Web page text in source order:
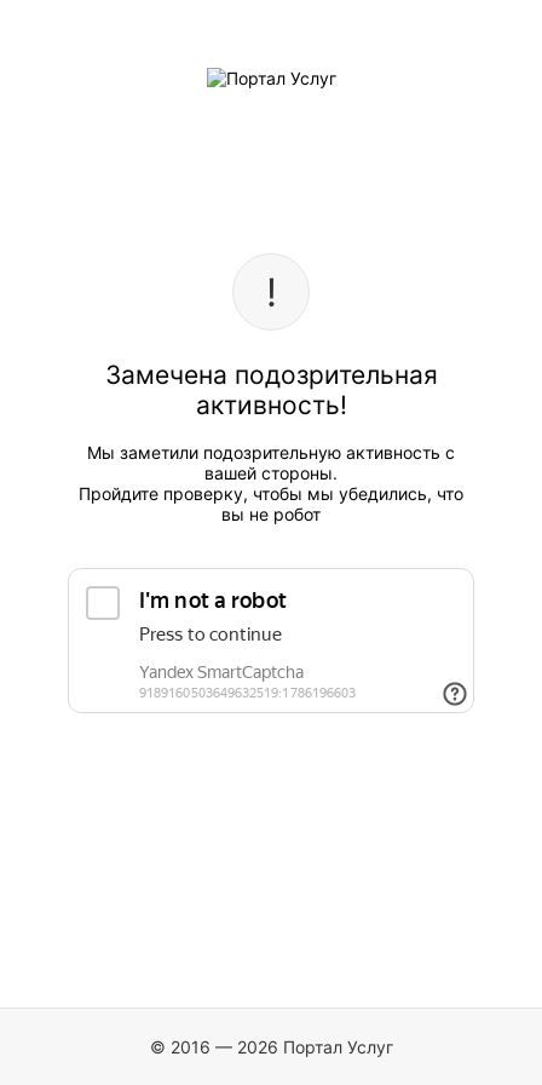
Замечена подозрительная
активность!
Мы заметили подозрительную активность с
вашей стороны.
Пройдите проверку, чтобы мы убедились, что
вы не робот
© 2016 — 2026 Портал Услуг